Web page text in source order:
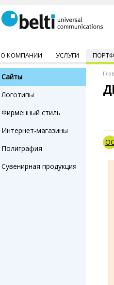
О КОМПАНИИ УСЛУГИ
Сайты
Логотипы
Фирменный стиль
Интернет-магазины
Полиграфия
Сувенирная продукция